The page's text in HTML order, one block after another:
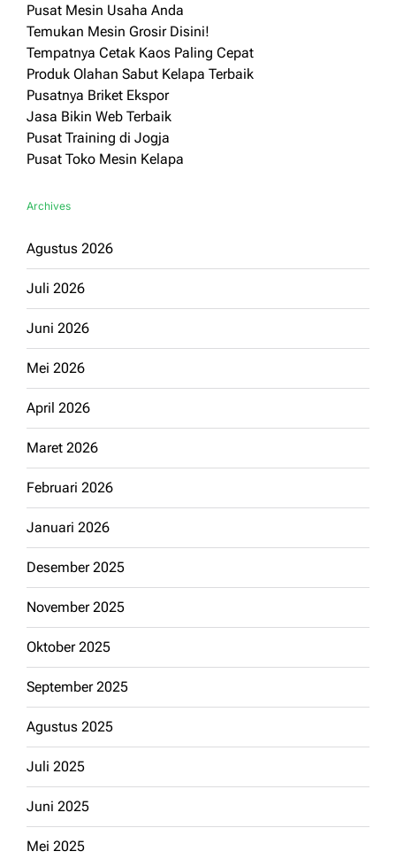
Pusat Mesin Usaha Anda
Temukan Mesin Grosir Disini!
Tempatnya Cetak Kaos Paling Cepat
Produk Olahan Sabut Kelapa Terbaik
Pusatnya Briket Ekspor
Jasa Bikin Web Terbaik
Pusat Training di Jogja
Pusat Toko Mesin Kelapa
Archives
Agustus 2026
Juli 2026
Juni 2026
Mei 2026
April 2026
Maret 2026
Februari 2026
Januari 2026
Desember 2025
November 2025
Oktober 2025
September 2025
Agustus 2025
Juli 2025
Juni 2025
Mei 2025